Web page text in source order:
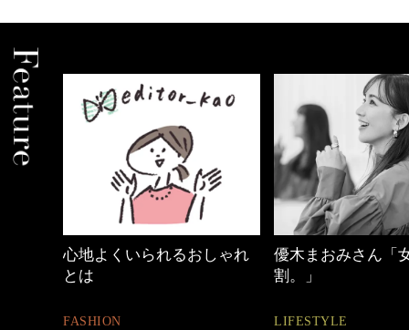
心地よくいられるおしゃれ
とは
FASHION
優木まおみさん「
割。」
LIFESTYLE